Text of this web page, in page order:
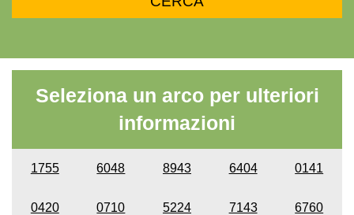
Seleziona un arco per ulteriori
informazioni
1755 6048 8943 6404 0141
0420 0710 5224 7143 6760